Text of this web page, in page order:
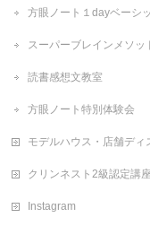
方眼ノート１dayベーシ
スーパーブレインメソ
読書感想文教室
方眼ノート特別体験会
モデルハウス・店舗ディ
クリンネスト2級認定講座
Instagram